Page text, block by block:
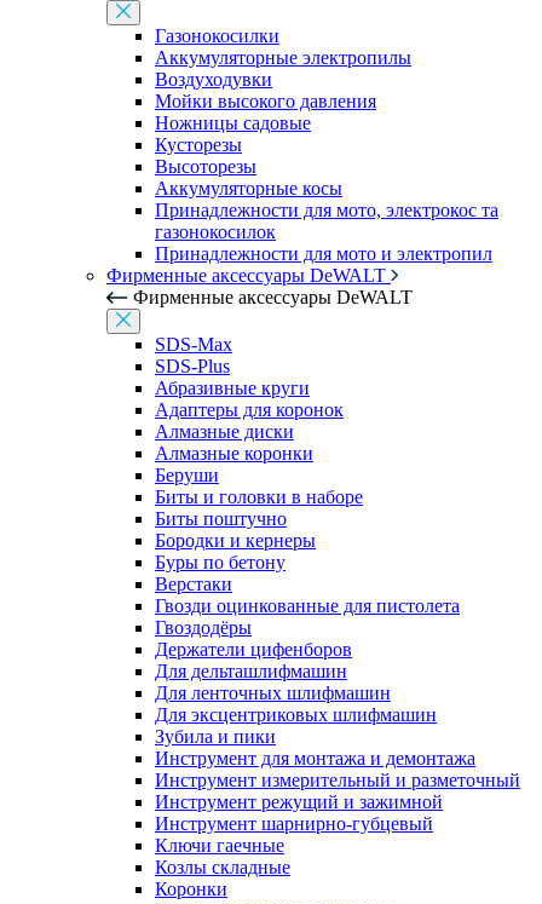
Газонокосилки
Аккумуляторные электропилы
Воздуходувки
Мойки высокого давления
Ножницы садовые
Кусторезы
Высоторезы
Аккумуляторные косы
Принадлежности для мото, электрокос та
газонокосилок
Принадлежности для мото и электропил
Фирменные аксессуары DeWALT
Фирменные аксессуары DeWALT
SDS-Max
SDS-Plus
Абразивные круги
Адаптеры для коронок
Алмазные диски
Алмазные коронки
Беруши
Биты и головки в наборе
Биты поштучно
Бородки и кернеры
Буры по бетону
Верстаки
Гвозди оцинкованные для пистолета
Гвоздодёры
Держатели цифенборов
Для дельташлифмашин
Для ленточных шлифмашин
Для эксцентриковых шлифмашин
Зубила и пики
Инструмент для монтажа и демонтажа
Инструмент измерительный и разметочный
Инструмент режущий и зажимной
Инструмент шарнирно-губцевый
Ключи гаечные
Козлы складные
Коронки